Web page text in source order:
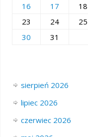
16
17 18
23
24 25
30
31
sierpień 2026
lipiec 2026
czerwiec 2026